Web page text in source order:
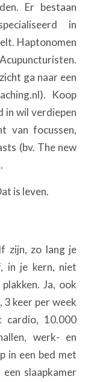
Er bestaan
in
Haptonomen
ga naar een
Koop
in wil verdiepen
van focussen,
(bv. The new
is leven.
zijn, zo lang je
in je kern, niet
Ja, ook
3 keer per week
cardio, 10.000
werk- en
in een bed met
slaapkamer